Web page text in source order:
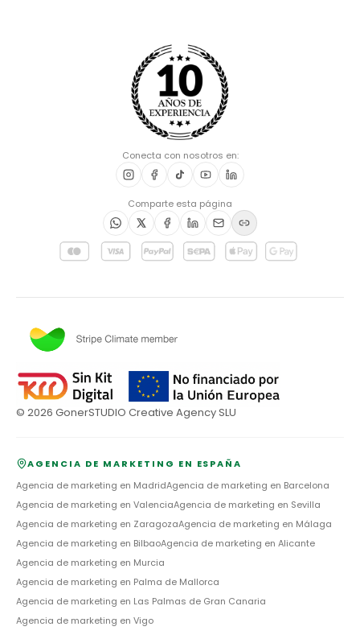
Conecta con nosotros en:
Comparte esta página
© 2026 GonerSTUDIO Creative Agency SLU
AGENCIA DE MARKETING EN ESPAÑA
Agencia de marketing en MadridAgencia de marketing en Barcelona
Agencia de marketing en ValenciaAgencia de marketing en Sevilla
Agencia de marketing en ZaragozaAgencia de marketing en Málaga
Agencia de marketing en BilbaoAgencia de marketing en Alicante
Agencia de marketing en Murcia
Agencia de marketing en Palma de Mallorca
Agencia de marketing en Las Palmas de Gran Canaria
Agencia de marketing en Vigo